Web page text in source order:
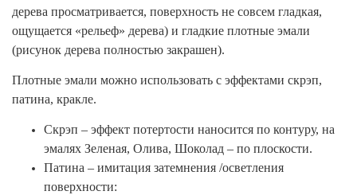
дерева просматривается, поверхность не совсем гладкая,
ощущается «рельеф» дерева) и гладкие плотные эмали
(рисунок дерева полностью закрашен).
Плотные эмали можно использовать с эффектами скрэп,
патина, кракле.
Скрэп – эффект потертости наносится по контуру, на
эмалях Зеленая, Олива, Шоколад – по плоскости.
Патина – имитация затемнения /осветления
поверхности: